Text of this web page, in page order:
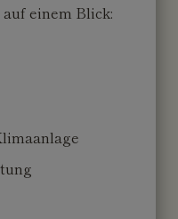
einem Blick: